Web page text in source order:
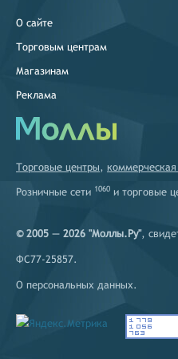
О сайте
Торговым центрам
Магазинам
Реклама
Торговые центры,
Розничные сети 1060 и торговые
© 2005 — 2026 "Моллы.Ру",
ФС77-25857.
О персональных данных.